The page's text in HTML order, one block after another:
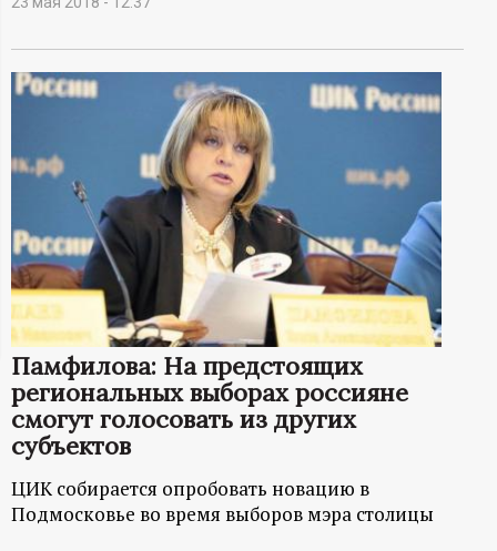
и
н
о
р
м
а
ц
и
о
Памфилова: На предстоящих
региональных выборах россияне
смогут голосовать из других
субъектов
ЦИК собирается опробовать новацию в
Подмосковье во время выборов мэра столицы